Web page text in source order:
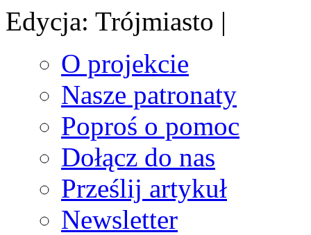
Edycja: Trójmiasto |
O projekcie
Nasze patronaty
Poproś o pomoc
Dołącz do nas
Prześlij artykuł
Newsletter